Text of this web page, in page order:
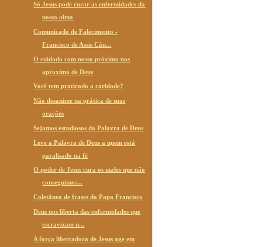
Só Jesus pode curar as enfermidades da
nossa alma
Comunicado de Falecimento -
Francisco de Assis Cân...
O cuidado com nosso próximo nos
aproxima de Deus
Você tem praticado a caridade?
Não desanime na prática de suas
orações
Sejamos estudiosos da Palavra de Deus
Leve a Palavra de Deus a quem está
paralisado na fé
O poder de Jesus cura os males que não
conseguimos...
Coletânea de frases do Papa Francisco
Deus nos liberta das enfermidades que
escravizam n...
A força libertadora de Jesus age em